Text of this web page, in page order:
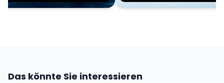
Das könnte Sie interessieren